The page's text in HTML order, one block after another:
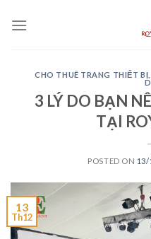
CHO THUÊ TRANG THIẾT BỊ
3 LÝ DO BẠN
TẠI
POSTED ON 13/
13
Th12